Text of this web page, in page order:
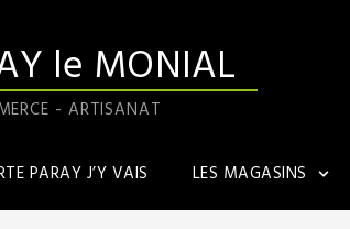
le MONIAL
- ARTISANAT
PARAY J’Y VAIS LES MAGASINS